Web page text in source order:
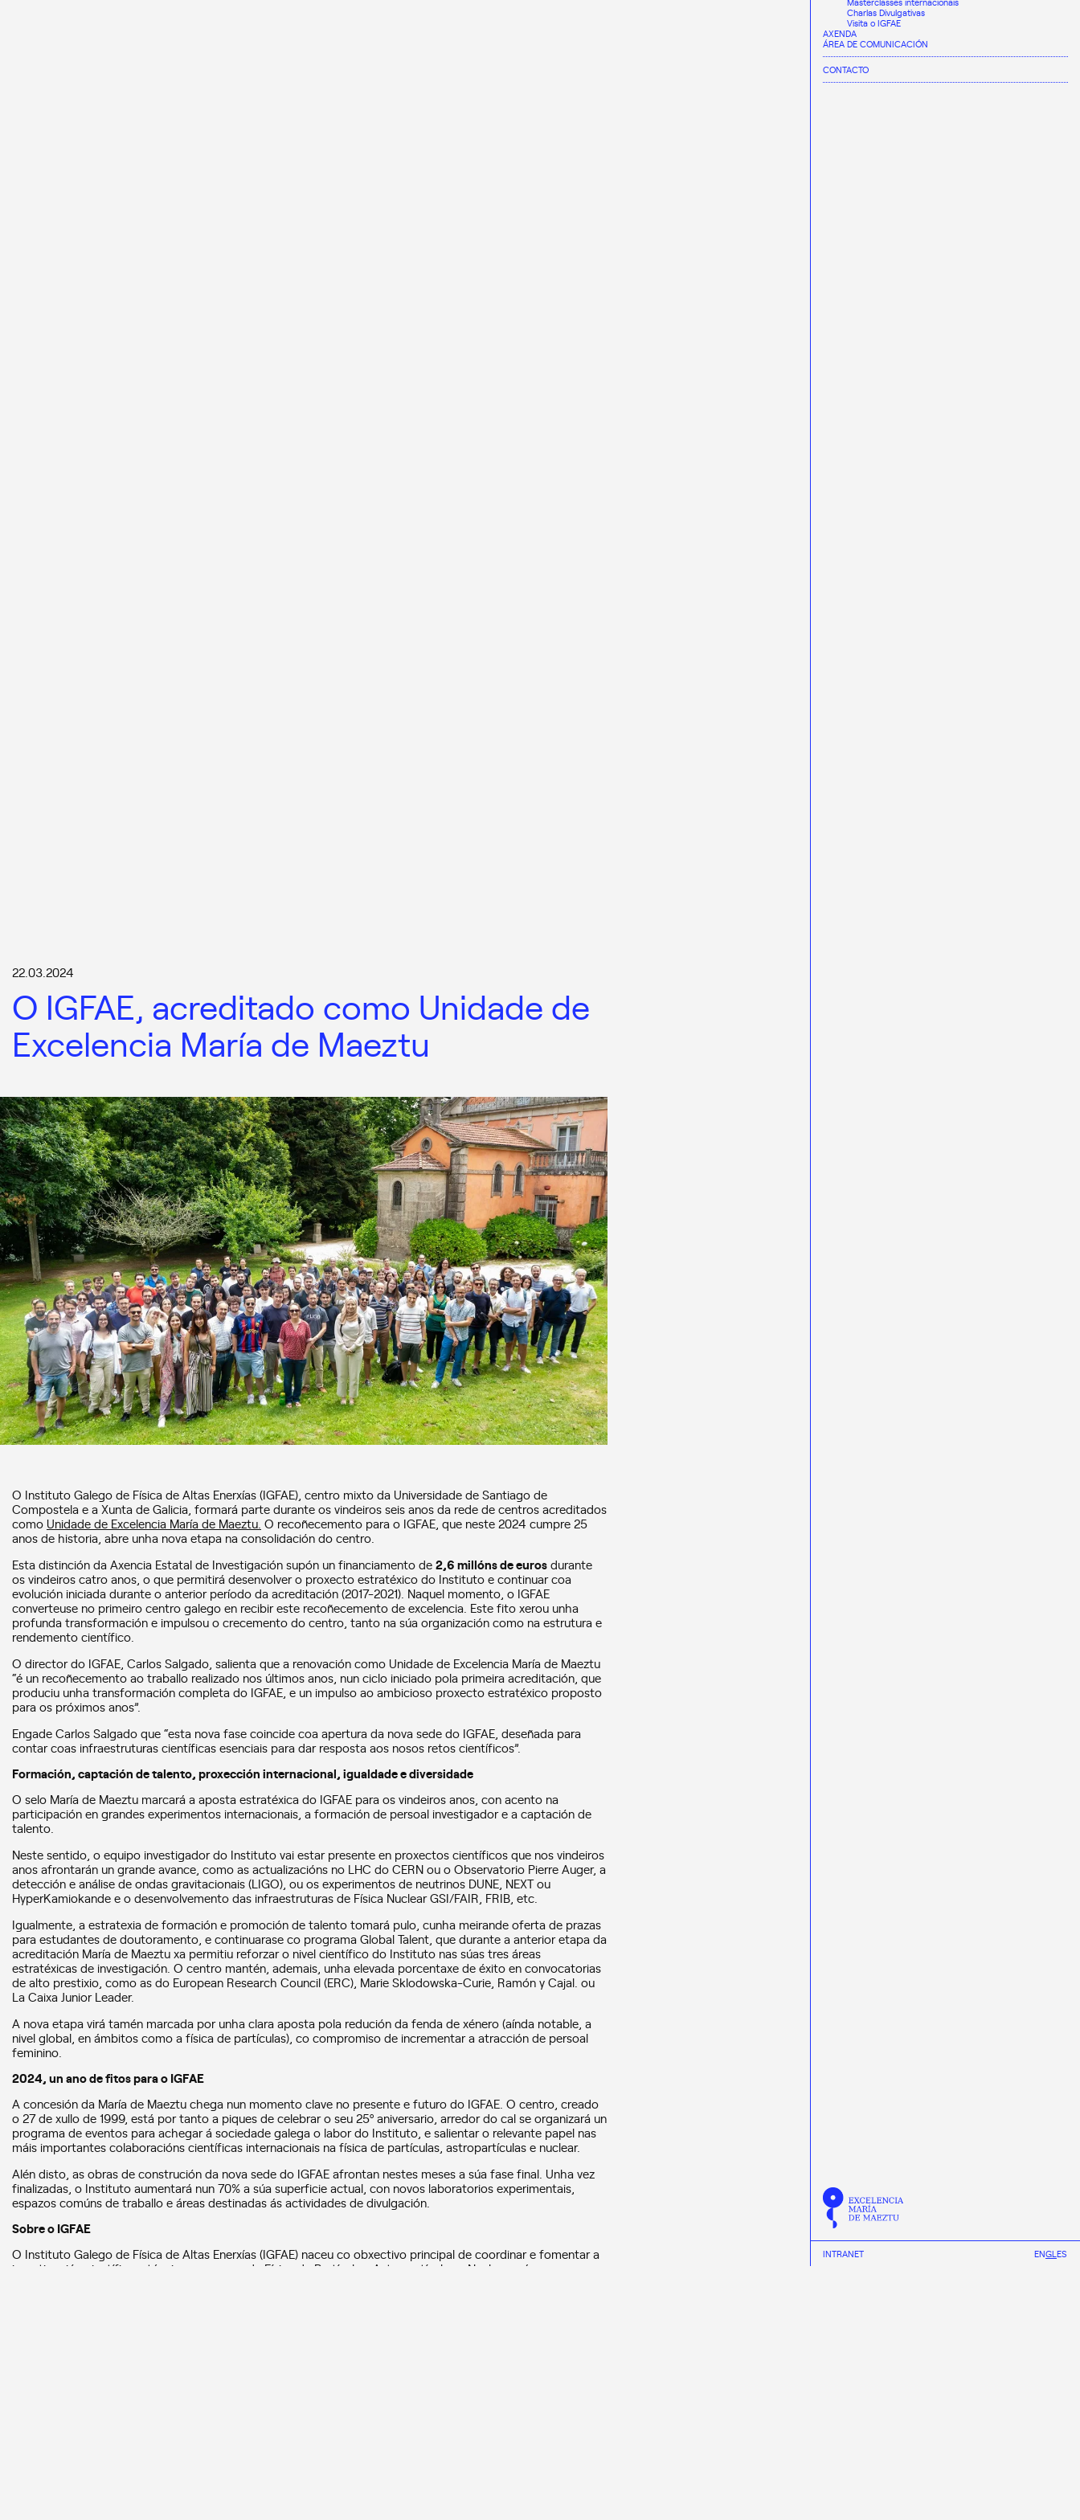
Charlas Divulgativas
Visita o IGFAE
AXENDA
ÁREA DE COMUNICACIÓN
CONTACTO
INTRANET ENGLES
22.03.2024
O IGFAE, acreditado como Unidade de
Excelencia María de Maeztu
O Instituto Galego de Física de Altas Enerxías (IGFAE), centro mixto da Universidade de Santiago de
Compostela e a Xunta de Galicia, formará parte durante os vindeiros seis anos da rede de centros acreditados
como Unidade de Excelencia María de Maeztu. O recoñecemento para o IGFAE, que neste 2024 cumpre 25
anos de historia, abre unha nova etapa na consolidación do centro.
Esta distinción da Axencia Estatal de Investigación supón un financiamento de2,6 millóns de eurosdurante
os vindeiros catro anos, o que permitirá desenvolver o proxecto estratéxico do Instituto e continuar coa
evolución iniciada durante o anterior período da acreditación (2017-2021). Naquel momento, o IGFAE
converteuse no primeiro centro galego en recibir este recoñecemento de excelencia. Este fito xerou unha
profunda transformación e impulsou o crecemento do centro, tanto na súa organización como na estrutura e
rendemento científico.
O director do IGFAE, Carlos Salgado, salienta que a renovación como Unidade de Excelencia María de Maeztu
“é un recoñecemento ao traballo realizado nos últimos anos, nun ciclo iniciado pola primeira acreditación, que
produciu unha transformación completa do IGFAE, e un impulso ao ambicioso proxecto estratéxico proposto
para os próximos anos”.
Engade Carlos Salgado que “esta nova fase coincide coa apertura da nova sede do IGFAE, deseñada para
contar coas infraestruturas científicas esenciais para dar resposta aos nosos retos científicos”.
Formación, captación de talento, proxección internacional, igualdade e diversidade
O selo María de Maeztu marcará a aposta estratéxica do IGFAE para os vindeiros anos, con acento na
participación en grandes experimentos internacionais, a formación de persoal investigador e a captación de
talento.
Neste sentido, o equipo investigador do Instituto vai estar presente en proxectos científicos que nos vindeiros
anos afrontarán un grande avance, como as actualizacións no LHC do CERN ou o Observatorio Pierre Auger, a
detección e análise de ondas gravitacionais (LIGO), ou os experimentos de neutrinos DUNE, NEXT ou
HyperKamiokande e o desenvolvemento das infraestruturas de Física Nuclear GSI/FAIR, FRIB, etc.
Igualmente, a estratexia de formación e promoción de talento tomará pulo, cunha meirande oferta de prazas
para estudantes de doutoramento, e continuarase co programa Global Talent, que durante a anterior etapa da
acreditación María de Maeztu xa permitiu reforzar o nivel científico do Instituto nas súas tres áreas
estratéxicas de investigación. O centro mantén, ademais, unha elevada porcentaxe de éxito en convocatorias
de alto prestixio, como as do European Research Council (ERC), Marie Sklodowska-Curie, Ramón y Cajal. ou
La Caixa Junior Leader.
A nova etapa virá tamén marcada por unha clara aposta pola redución da fenda de xénero (aínda notable, a
nivel global, en ámbitos como a física de partículas), co compromiso de incrementar a atracción de persoal
feminino.
2024, un ano de fitos para o IGFAE
A concesión da María de Maeztu chega nun momento clave no presente e futuro do IGFAE. O centro, creado
o 27 de xullo de 1999, está por tanto a piques de celebrar o seu 25º aniversario, arredor do cal se organizará un
programa de eventos para achegar á sociedade galega o labor do Instituto, e salientar o relevante papel nas
máis importantes colaboracións científicas internacionais na física de partículas, astropartículas e nuclear.
Alén disto, as obras de construción da nova sede do IGFAE afrontan nestes meses a súa fase final. Unha vez
finalizadas, o Instituto aumentará nun 70% a súa superficie actual, con novos laboratorios experimentais,
espazos comúns de traballo e áreas destinadas ás actividades de divulgación.
Sobre o IGFAE
O Instituto Galego de Física de Altas Enerxías (IGFAE) naceu co obxectivo principal de coordinar e fomentar a
investigación científica e técnica no campo da Física de Partículas, Astropartículas e Nuclear, e áreas